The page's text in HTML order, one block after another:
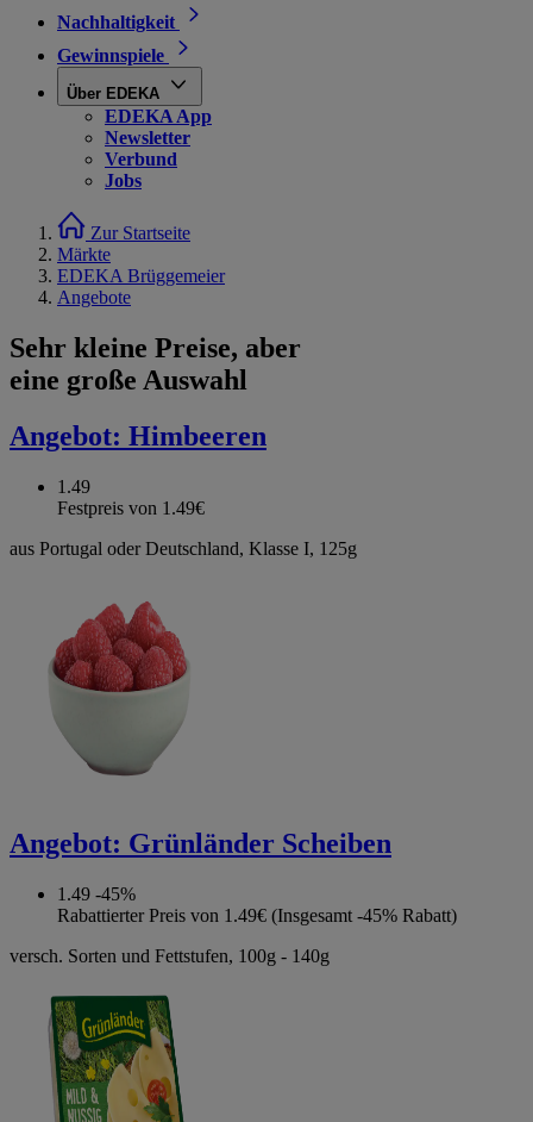
Nachhaltigkeit
Gewinnspiele
Über EDEKA
EDEKA App
Newsletter
Verbund
Jobs
Zur Startseite
Märkte
EDEKA Brüggemeier
Angebote
Sehr kleine Preise, aber
eine große Auswahl
Angebot: Himbeeren
1.49
Festpreis von 1.49€
aus Portugal oder Deutschland, Klasse I, 125g
Angebot: Grünländer Scheiben
1.49 -45%
Rabattierter Preis von 1.49€ (Insgesamt -45% Rabatt)
versch. Sorten und Fettstufen, 100g - 140g